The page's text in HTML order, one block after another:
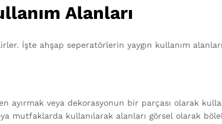
Alanları
İşte ahşap seperatörlerin yaygın kullanım
ayırmak veya dekorasyonun bir parçası olarak
mutfaklarda kullanılarak alanları görsel olarak